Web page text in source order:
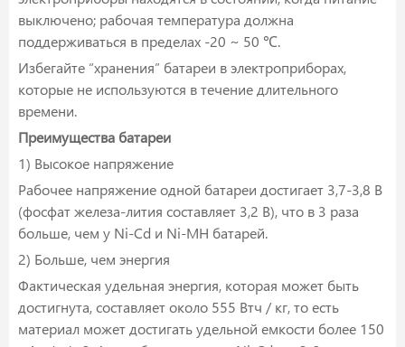
выключено; рабочая температура должна
поддерживаться в пределах -20 ~ 50 ℃.
Избегайте “хранения” батареи в электроприборах,
которые не используются в течение длительного
времени.
Преимущества батареи
1) Высокое напряжение
Рабочее напряжение одной батареи достигает 3,7-3,8 В
(фосфат железа-лития составляет 3,2 В), что в 3 раза
больше, чем у Ni-Cd и Ni-MH батарей.
2) Больше, чем энергия
Фактическая удельная энергия, которая может быть
достигнута, составляет около 555 Втч / кг, то есть
материал может достигать удельной емкости более 150